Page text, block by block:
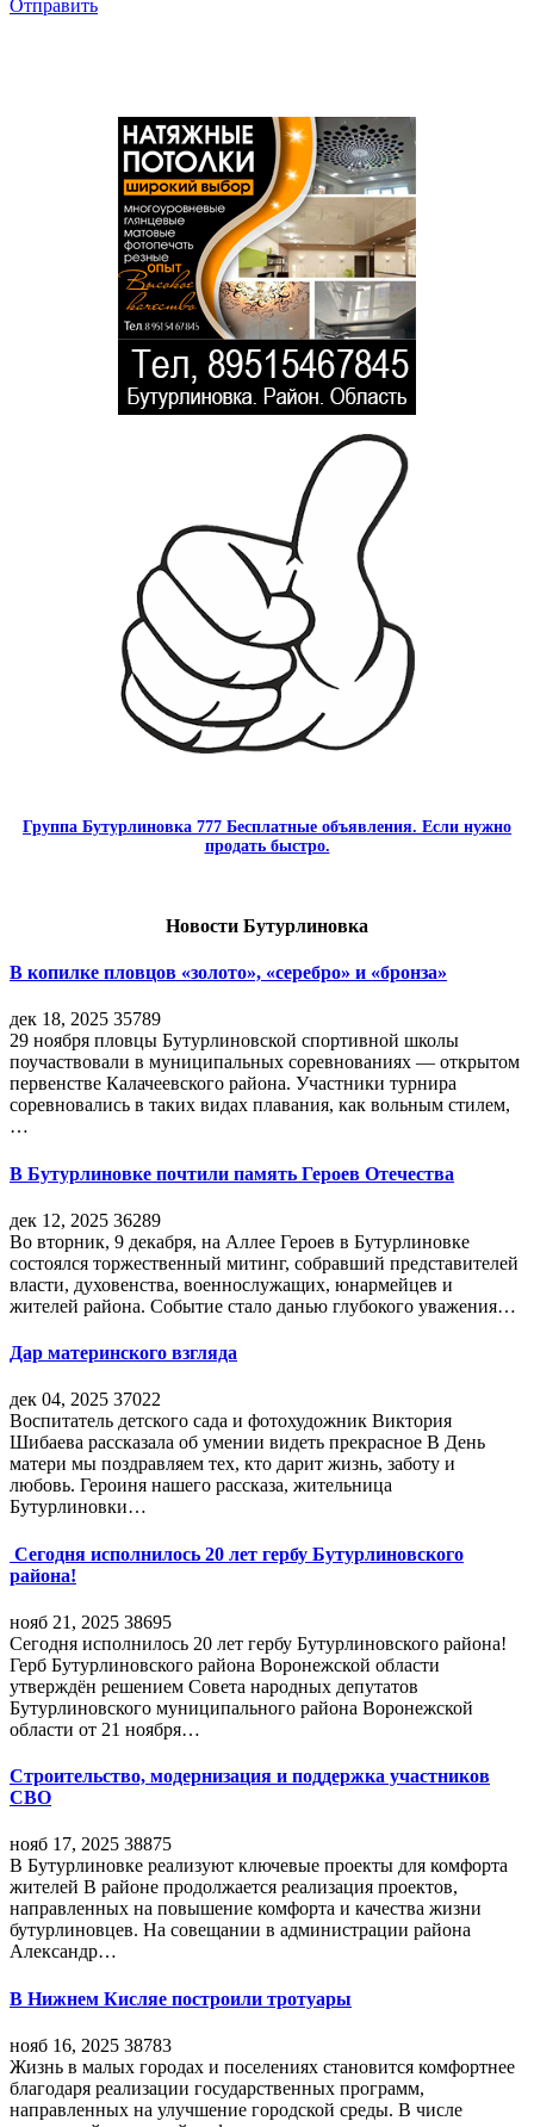
Отправить
Группа Бутурлиновка 777 Бесплатные объявления. Если нужно
продать быстро.
Новости Бутурлиновка
В копилке пловцов «золото», «серебро» и «бронза»
дек 18, 2025 35789
29 ноября пловцы Бутурлиновской спортивной школы
поучаствовали в муниципальных соревнованиях — открытом
первенстве Калачеевского района. Участники турнира
соревновались в таких видах плавания, как вольным стилем,
…
В Бутурлиновке почтили память Героев Отечества
дек 12, 2025 36289
Во вторник, 9 декабря, на Аллее Героев в Бутурлиновке
состоялся торжественный митинг, собравший представителей
власти, духовенства, военнослужащих, юнармейцев и
жителей района. Событие стало данью глубокого уважения…
Дар материнского взгляда
дек 04, 2025 37022
Воспитатель детского сада и фотохудожник Виктория
Шибаева рассказала об умении видеть прекрасное В День
матери мы поздравляем тех, кто дарит жизнь, заботу и
любовь. Героиня нашего рассказа, жительница
Бутурлиновки…
Сегодня исполнилось 20 лет гербу Бутурлиновского
района!
нояб 21, 2025 38695
Сегодня исполнилось 20 лет гербу Бутурлиновского района!
Герб Бутурлиновского района Воронежской области
утверждён решением Совета народных депутатов
Бутурлиновского муниципального района Воронежской
области от 21 ноября…
Строительство, модернизация и поддержка участников
СВО
нояб 17, 2025 38875
В Бутурлиновке реализуют ключевые проекты для комфорта
жителей В районе продолжается реализация проектов,
направленных на повышение комфорта и качества жизни
бутурлиновцев. На совещании в администрации района
Александр…
В Нижнем Кисляе построили тротуары
нояб 16, 2025 38783
Жизнь в малых городах и поселениях становится комфортнее
благодаря реализации государственных программ,
направленных на улучшение городской среды. В числе